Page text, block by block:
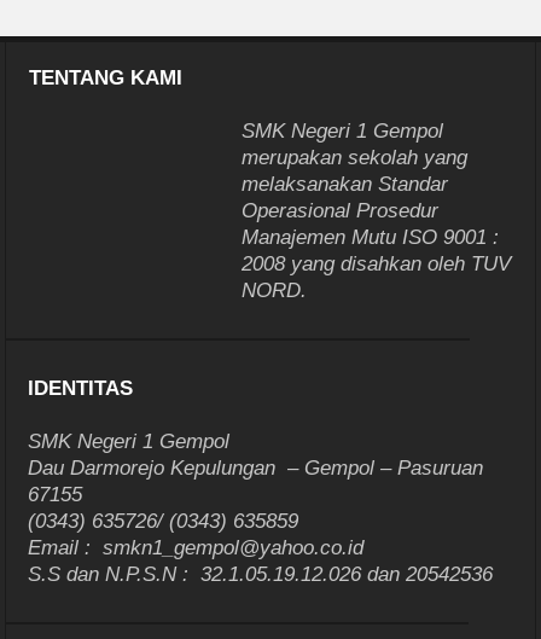
TENTANG KAMI
SMK Negeri 1 Gempol
merupakan sekolah yang
melaksanakan Standar
Operasional Prosedur
Manajemen Mutu ISO 9001 :
2008 yang disahkan oleh TUV
NORD.
IDENTITAS
SMK Negeri 1 Gempol
Dau Darmorejo Kepulungan – Gempol – Pasuruan
67155
(0343) 635726/ (0343) 635859
Email : smkn1_gempol@yahoo.co.id
S.S dan N.P.S.N : 32.1.05.19.12.026 dan 20542536